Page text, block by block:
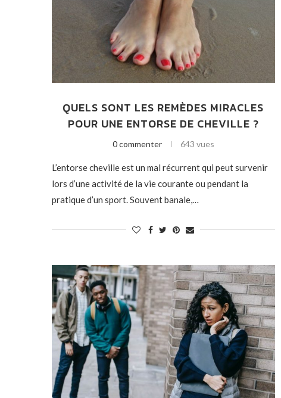
QUELS SONT LES REMÈDES MIRACLES
POUR UNE ENTORSE DE CHEVILLE ?
0 commenter 643 vues
L’entorse cheville est un mal récurrent qui peut survenir
lors d’une activité de la vie courante ou pendant la
pratique d’un sport. Souvent banale,…